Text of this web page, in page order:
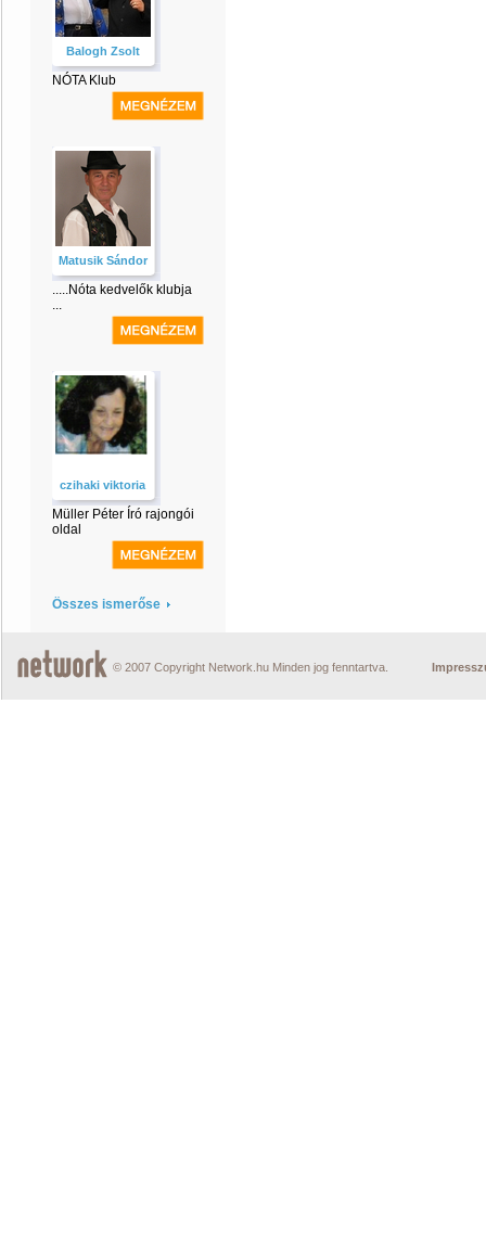
Balogh Zsolt
NÓTA Klub
Matusik Sándor
.....Nóta kedvelők klubja
...
czihaki viktoria
Müller Péter Író rajongói
oldal
Összes ismerőse
© 2007 Copyright Network.hu Minden jog fenntartva.